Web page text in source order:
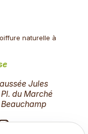
naturelle à
Jules
du Marché